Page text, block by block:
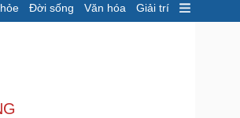
Đời sống Văn hóa Giải trí